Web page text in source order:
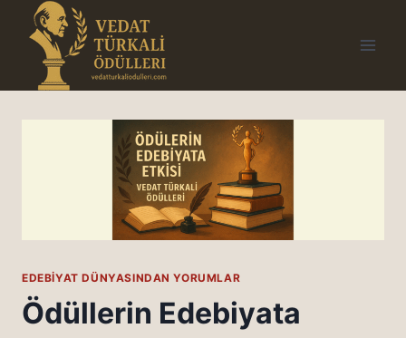
content
EDEBIYAT DÜNYASINDAN YORUMLAR
Ödüllerin Edebiyata